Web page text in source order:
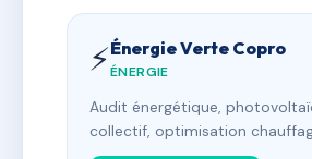
⚡Énergie Verte Copro
ÉNERGIE
Audit énergétique,
collectif, optimisation